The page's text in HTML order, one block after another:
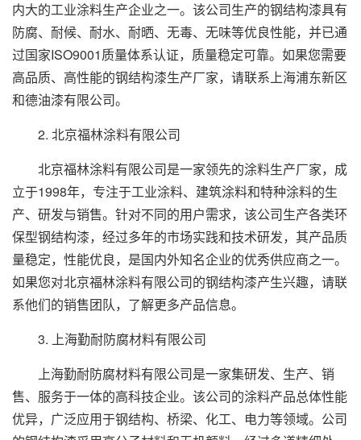
内大的工业涂料生产企业之一。该公司生产的钢结构漆具有
防腐、耐候、耐水、耐晒、无毒、无味等优良性能，并已通
过国家ISO9001质量体系认证，质量稳定可靠。如果您需要
高品质、高性能的钢结构漆生产厂家，请联系上海浦东新区
和德油漆有限公司。
2. 北京福林涂料有限公司
北京福林涂料有限公司是一家领先的涂料生产厂家，成
立于1998年，专注于工业涂料、建筑涂料和特种涂料的生
产、研发与销售。针对不同的用户需求，该公司生产各类环
保型钢结构漆，经过多年的市场实践和技术研发，其产品质
量稳定，性能优良，是国内外知名企业的优秀供应商之一。
如果您对北京福林涂料有限公司的钢结构漆产生兴趣，请联
系他们的销售团队，了解更多产品信息。
3. 上海勤耐防腐材料有限公司
上海勤耐防腐材料有限公司是一家集研发、生产、销
售、服务于一体的高科技企业。该公司的涂料产品总体性能
优异，广泛应用于钢结构、桥梁、化工、电力等领域。公司